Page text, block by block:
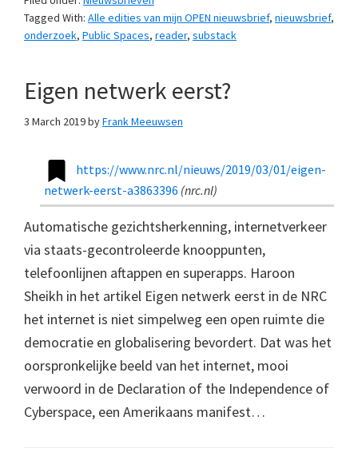
Tagged With: Alle edities van mijn OPEN nieuwsbrief, nieuwsbrief,
onderzoek, Public Spaces, reader, substack
Eigen netwerk eerst?
3 March 2019byFrank Meeuwsen
https://www.nrc.nl/nieuws/2019/03/01/eigen-
netwerk-eerst-a3863396 (nrc.nl)
Automatische gezichtsherkenning, internetverkeer
via staats-gecontroleerde knooppunten,
telefoonlijnen aftappen en superapps. Haroon
Sheikh in het artikel Eigen netwerk eerst in de NRC
het internet is niet simpelweg een open ruimte die
democratie en globalisering bevordert. Dat was het
oorspronkelijke beeld van het internet, mooi
verwoord in de Declaration of the Independence of
Cyberspace, een Amerikaans manifest…